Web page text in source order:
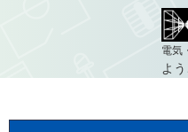
電気
よ